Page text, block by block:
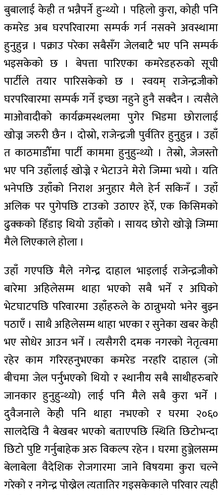
बुबालाई केही त भन्नैपर्ने हुन्थ्यो । पहिलो कुरा, कोही पनि
कमरेड अब घरपरिवारमा सम्पर्क गर्न नसक्ने अवस्थामा
हुनुहुन्न । पक्राउ परेका सबैसँग जेलबाटै भए पनि सम्पर्क
भइसकेको छ । बेपत्ता पारिएका कमरेडहरुको सूची
पार्टीले तयार पारिसकेको छ । स्वयम् राजेन्द्रजीको
घरपरिवारमा सम्पर्क गर्ने इच्छा नहुने हुनै सक्दैन । त्यसैले
माओवादीको कार्यक्रमस्थलमा पुगेर भिडमा छोरालाई
खोज्न जरुरी छैन । दोस्रो, राजेन्द्रजी पुर्वतिर हुनुहुन्न । उहाँ
त काठमाडौँमा पार्टी काममा हुनुहुन्थ्यो । तेस्रो, जेजस्तो
भए पनि उहाँलाई खोज्ने र भेटाउने मेरो जिम्मा भयो । यति
भनेपछि उहाँको निराश अनुहार मैले हेर्न सकिनँ । उहाँ
अलिक पर पुगेपछि टाउको उठाएर हेरेँ, एक किसिमको
ढुक्कको हिँडाइ थियो उहाँको । सायद छोरो खोज्ने जिम्मा
मैले लिएकाले होला ।
उहाँ गएपछि मैले नगेन्द्र दाहाल भाइलाई राजेन्द्रजीको
बारेमा अहिलेसम्म थाहा भएको सबै भनेँ र अघिको
भेटघाटपछि परिवारमा उहाँहरुले के ठान्नुभयो भनेर बुझ्न
पठाएँ । साथै अहिलेसम्म थाहा भएका र सुनेका खबर केही
भए सोधेर आउन भनेँ । त्यसैगरी दमक नगरको नेतृत्वमा
रहेर काम गरिरहनुभएका कमरेड नरहरि दाहाल (जो
बीचमा जेल पर्नुभएको थियो र स्थानीय सबै साथीहरुबारे
जानकार हुनुहुन्थ्यो) लाई पनि मैले सबै कुरा भनेँ ।
दुवैजनाले केही पनि थाहा नभएको र घरमा २०६०
सालदेखि नै बेखबर भएको बताएपछि स्थिति छिटोभन्दा
छिटो पुष्टि गर्नुबाहेक अरु विकल्प रहेन । घरमा हुञ्जेलसम्म
बेलाबेला वैदेशिक रोजगारमा जाने विषयमा कुरा चल्ने
गरेको र नगेन्द्र पोख्रेल त्यतातिर गइसकेकाले परिवार त्यही